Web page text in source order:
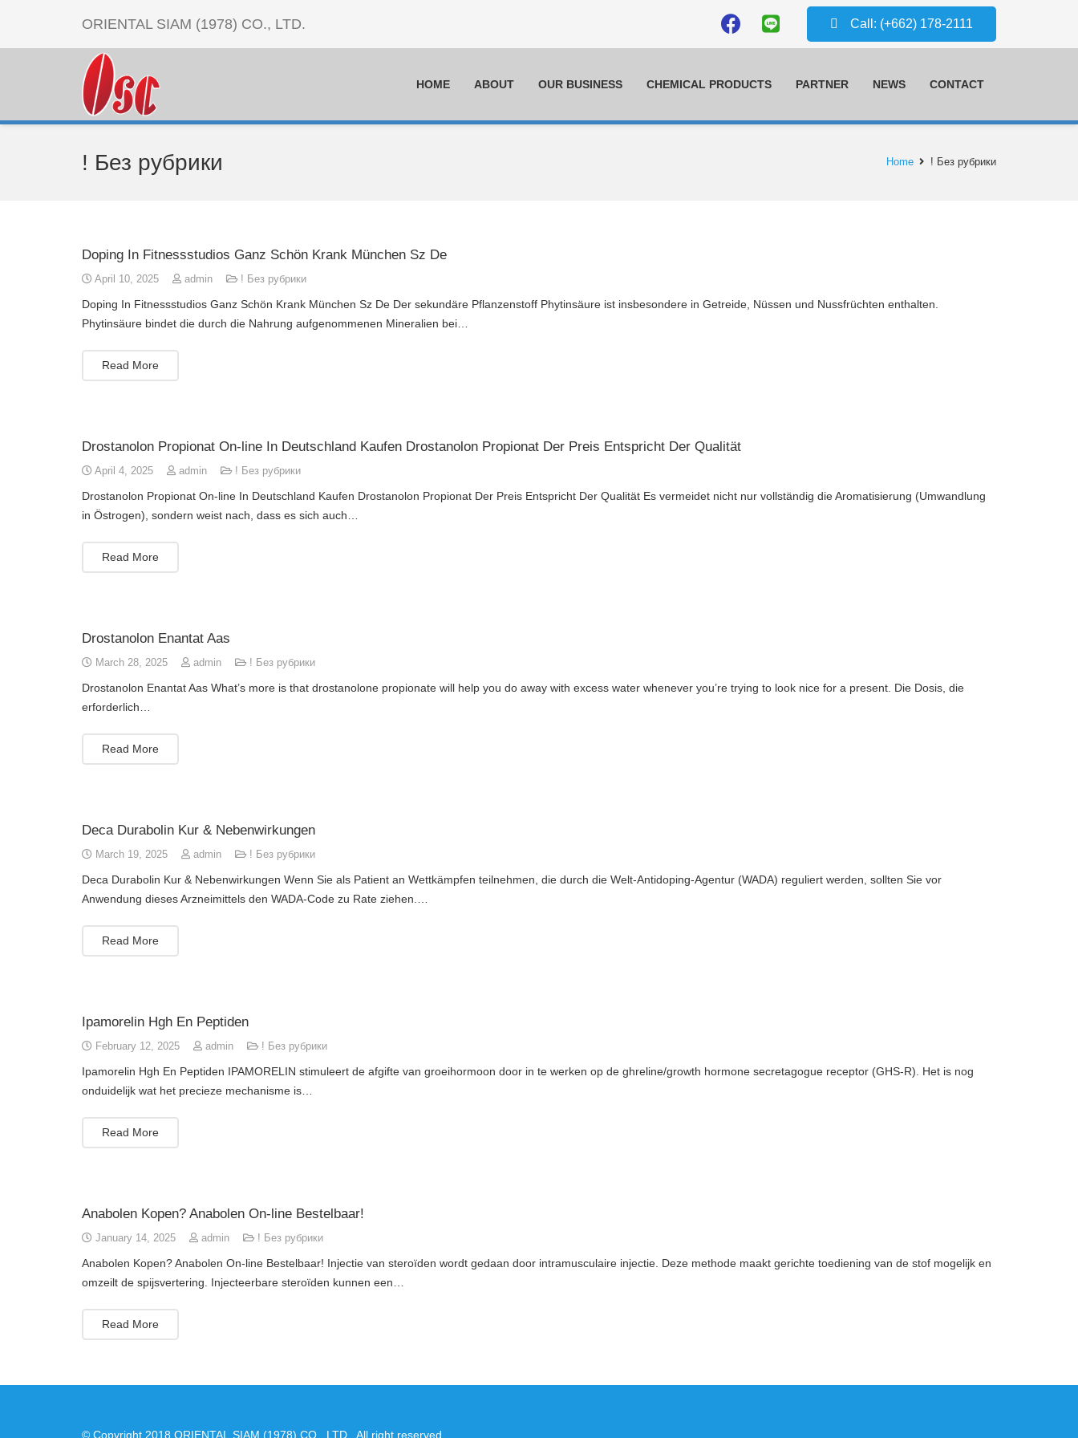
ORIENTAL SIAM (1978) CO., LTD. Call: (+662) 178-2111
HOME ABOUT OUR BUSINESS CHEMICAL PRODUCTS PARTNER NEWS CONTACT
! Без рубрики Home ! Без рубрики
Doping In Fitnessstudios Ganz Schön Krank München Sz De
April 10, 2025 admin ! Без рубрики
Doping In Fitnessstudios Ganz Schön Krank München Sz De Der sekundäre Pflanzenstoff Phytinsäure ist insbesondere in Getreide, Nüssen und Nussfrüchten enthalten.
Phytinsäure bindet die durch die Nahrung aufgenommenen Mineralien bei…
Read More
Drostanolon Propionat On-line In Deutschland Kaufen Drostanolon Propionat Der Preis Entspricht Der Qualität
April 4, 2025 admin ! Без рубрики
Drostanolon Propionat On-line In Deutschland Kaufen Drostanolon Propionat Der Preis Entspricht Der Qualität Es vermeidet nicht nur vollständig die Aromatisierung (Umwandlung
in Östrogen), sondern weist nach, dass es sich auch…
Read More
Drostanolon Enantat Aas
March 28, 2025 admin ! Без рубрики
Drostanolon Enantat Aas What’s more is that drostanolone propionate will help you do away with excess water whenever you’re trying to look nice for a present. Die Dosis, die
erforderlich…
Read More
Deca Durabolin Kur & Nebenwirkungen
March 19, 2025 admin ! Без рубрики
Deca Durabolin Kur & Nebenwirkungen Wenn Sie als Patient an Wettkämpfen teilnehmen, die durch die Welt-Antidoping-Agentur (WADA) reguliert werden, sollten Sie vor
Anwendung dieses Arzneimittels den WADA-Code zu Rate ziehen.…
Read More
Ipamorelin Hgh En Peptiden
February 12, 2025 admin ! Без рубрики
Ipamorelin Hgh En Peptiden IPAMORELIN stimuleert de afgifte van groeihormoon door in te werken op de ghreline/growth hormone secretagogue receptor (GHS-R). Het is nog
onduidelijk wat het precieze mechanisme is…
Read More
Anabolen Kopen? Anabolen On-line Bestelbaar!
January 14, 2025 admin ! Без рубрики
Anabolen Kopen? Anabolen On-line Bestelbaar! Injectie van steroïden wordt gedaan door intramusculaire injectie. Deze methode maakt gerichte toediening van de stof mogelijk en
omzeilt de spijsvertering. Injecteerbare steroïden kunnen een…
Read More
© Copyright 2018 ORIENTAL SIAM (1978) CO., LTD. All right reserved.